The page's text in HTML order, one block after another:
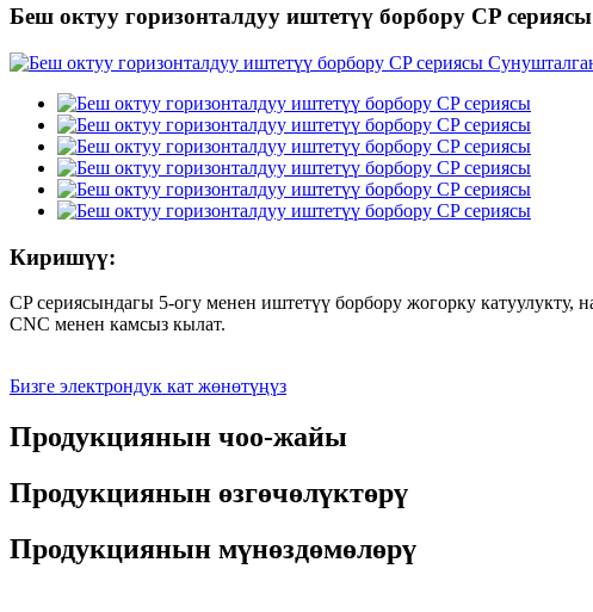
Беш октуу горизонталдуу иштетүү борбору CP сериясы
Киришүү:
CP сериясындагы 5-огу менен иштетүү борбору жогорку
CNC менен камсыз кылат.
Бизге электрондук кат жөнөтүңүз
Продукциянын чоо-жайы
Продукциянын өзгөчөлүктөрү
Продукциянын мүнөздөмөлөрү